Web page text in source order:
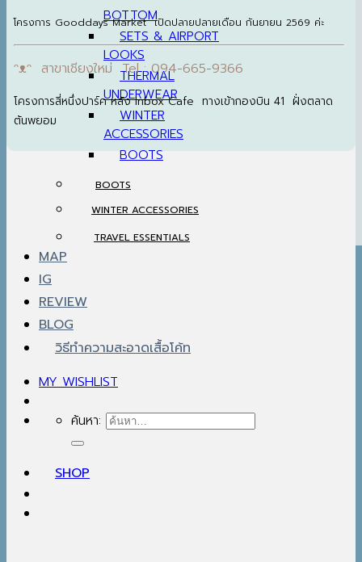
BOTTOM
SETS & AIRPORT
LOOKS
THERMAL
UNDERWEAR
WINTER
ACCESSORIES
BOOTS
BOOTS
WINTER ACCESSORIES
TRAVEL ESSENTIALS
MAP
IG
REVIEW
BLOG
วิธีทำความสะอาดเสื้อโค้ท
MY WISHLIST
ค้นหา:
SHOP
โครงการ Gooddays Market เปิดปลายปลายเดือน กันยายน 2569 ค่ะ
ᵔᴥᵔ สาขาเชียงใหม่ Tel : 094-665-9366
โครงการสี่หนึ่งปาร์ค หลัง Inbox Cafe ทางเข้ากองบิน 41 ฝั่งตลาด
ต้นพยอม